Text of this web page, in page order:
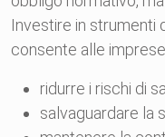
Investire in strumenti
consente alle
ridurre i rischi di
salvaguardare la